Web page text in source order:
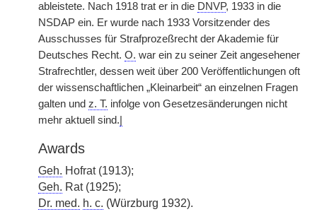
ableistete. Nach 1918 trat er in die DNVP, 1933 in die
NSDAP ein. Er wurde nach 1933 Vorsitzender des
Ausschusses für Strafprozeßrecht der Akademie für
Deutsches Recht. O. war ein zu seiner Zeit angesehener
Strafrechtler, dessen weit über 200 Veröffentlichungen oft
der wissenschaftlichen „Kleinarbeit“ an einzelnen Fragen
galten und z. T. infolge von Gesetzesänderungen nicht
mehr aktuell sind.
Awards
Geh. Hofrat (1913);
Geh. Rat (1925);
Dr. med. h. c. (Würzburg 1932).